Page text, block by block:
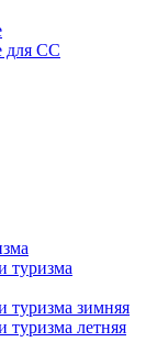
для СС
туризма
туризма зимняя
туризма летняя